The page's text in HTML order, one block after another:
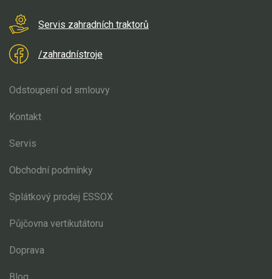
Servis zahradních traktorů
/zahradnístroje
Odstoupení od smlouvy
Kontakt
Servis
Obchodní podmínky
Splátkový prodej ESSOX
Půjčovna vertikutátoru
Doprava